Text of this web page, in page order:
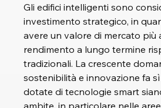
Gli edifici intelligenti sono
investimento strategico, in
avere un valore di mercato più
rendimento a lungo termine
tradizionali. La crescente
sostenibilità e innovazione fa
dotate di tecnologie smart
ambite, in particolare nelle